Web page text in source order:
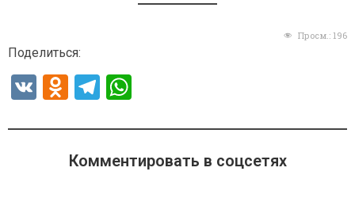
Просм.: 196
Поделиться:
V
O
n
o
T
e
gr
at
s
Комментировать в соцсетях